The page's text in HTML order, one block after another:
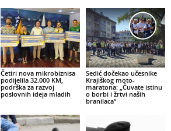
Četiri nova mikrobiznisa
podijelila 32.000 KM,
podrška za razvoj
poslovnih ideja mladih
Sedić dočekao učesnike
Krajiškog moto-
maratona: „Čuvate istinu
o borbi i žrtvi naših
branilaca“